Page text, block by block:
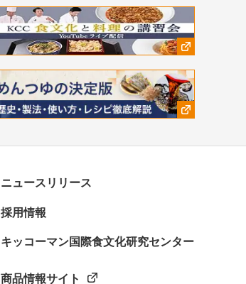
ニュースリリース
採用情報
キッコーマン国際食文化研究センター
商品情報サイト